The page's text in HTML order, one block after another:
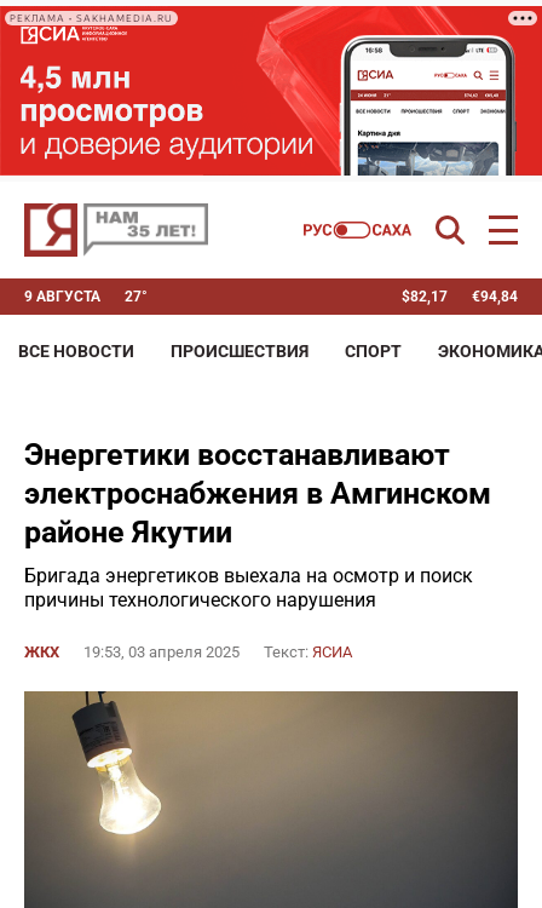
РЕКЛАМА • SAKHAMEDIA.RU
9 АВГУСТА 27° $82,17 €94,84
ВСЕ НОВОСТИ ПРОИСШЕСТВИЯ СПОРТ
Энергетики восстанавливают
электроснабжения в Амгинском
районе Якутии
Бригада энергетиков выехала на осмотр и поиск
причины технологического нарушения
ЖКХ 19:53, 03 апреля 2025 Текст: ЯСИА